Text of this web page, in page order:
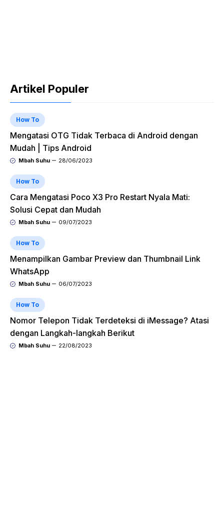
Artikel Populer
How To
Mengatasi OTG Tidak Terbaca di Android dengan
Mudah | Tips Android
Mbah Suhu 28/06/2023
How To
Cara Mengatasi Poco X3 Pro Restart Nyala Mati:
Solusi Cepat dan Mudah
Mbah Suhu 09/07/2023
How To
Menampilkan Gambar Preview dan Thumbnail Link
WhatsApp
Mbah Suhu 06/07/2023
How To
Nomor Telepon Tidak Terdeteksi di iMessage? Atasi
dengan Langkah-langkah Berikut
Mbah Suhu 22/08/2023